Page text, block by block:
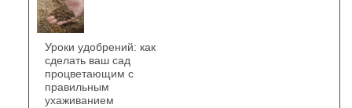
Уроки удобрений: как
сделать ваш сад
процветающим с
правильным
ухаживанием